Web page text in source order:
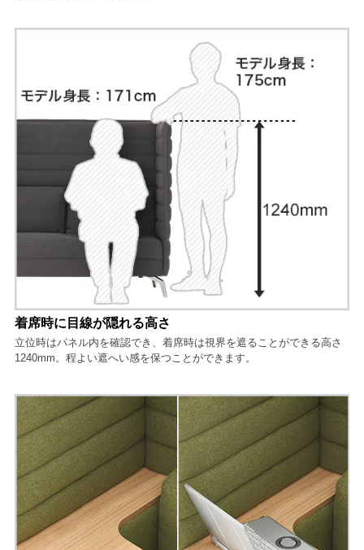
着席時に目線が隠れる高さ
立位時はパネル内を確認でき、着席時は視界を遮ることができる高さ
1240mm。程よい遮へい感を保つことができます。